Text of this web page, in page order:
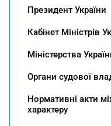
Президент України
Кабінет Міністрів
Міністерства
Органи судової
Нормативні акти
характеру